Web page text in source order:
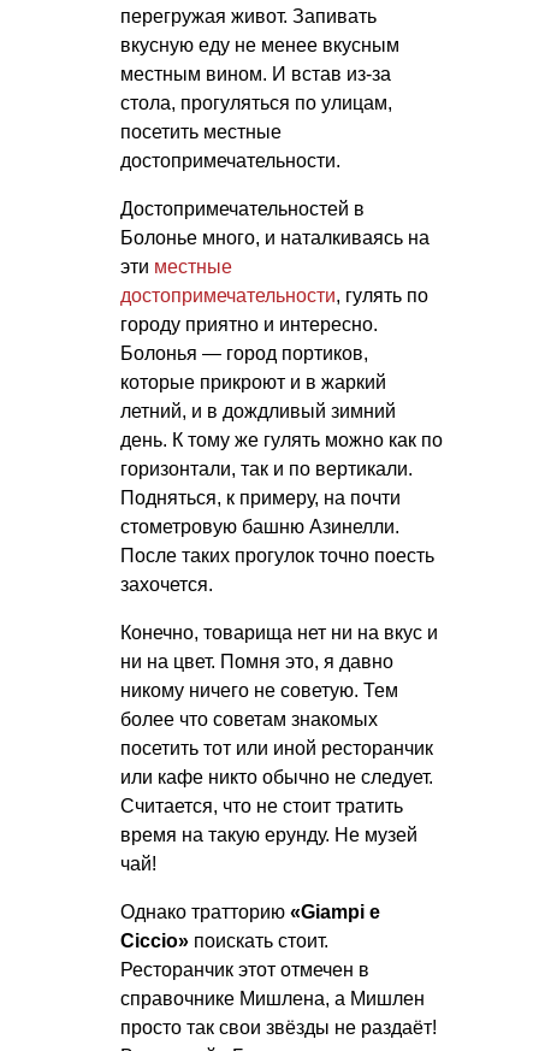
перегружая живот. Запивать
вкусную еду не менее вкусным
местным вином. И встав из-за
стола, прогуляться по улицам,
посетить местные
достопримечательности.
Достопримечательностей в
Болонье много, и наталкиваясь на
эти местные
достопримечательности, гулять по
городу приятно и интересно.
Болонья — город портиков,
которые прикроют и в жаркий
летний, и в дождливый зимний
день. К тому же гулять можно как по
горизонтали, так и по вертикали.
Подняться, к примеру, на почти
стометровую башню Азинелли.
После таких прогулок точно поесть
захочется.
Конечно, товарища нет ни на вкус и
ни на цвет. Помня это, я давно
никому ничего не советую. Тем
более что советам знакомых
посетить тот или иной ресторанчик
или кафе никто обычно не следует.
Считается, что не стоит тратить
время на такую ерунду. Не музей
чай!
Однако тратторию «Giampi e
Ciccio» поискать стоит.
Ресторанчик этот отмечен в
справочнике Мишлена, а Мишлен
просто так свои звёзды не раздаёт!